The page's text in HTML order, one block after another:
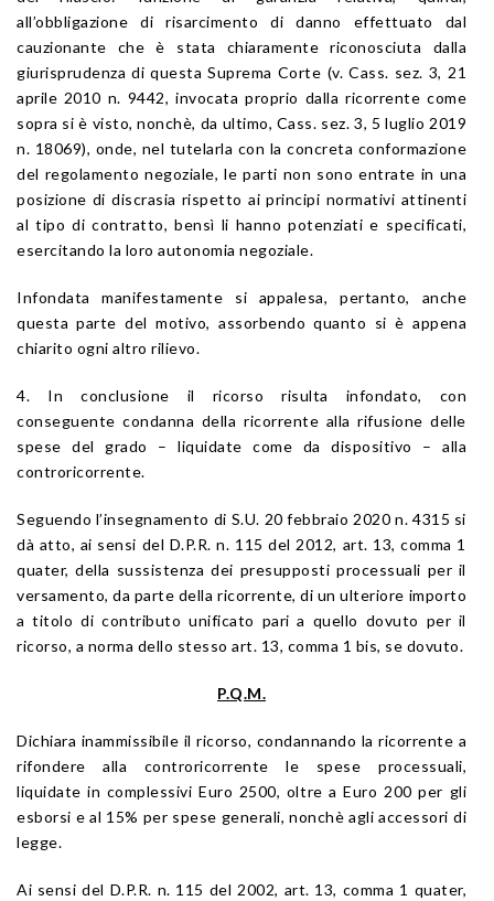
all’obbligazione di risarcimento di danno effettuato dal
cauzionante che è stata chiaramente riconosciuta dalla
giurisprudenza di questa Suprema Corte (v. Cass. sez. 3, 21
aprile 2010 n. 9442, invocata proprio dalla ricorrente come
sopra si è visto, nonchè, da ultimo, Cass. sez. 3, 5 luglio 2019
n. 18069), onde, nel tutelarla con la concreta conformazione
del regolamento negoziale, le parti non sono entrate in una
posizione di discrasia rispetto ai principi normativi attinenti
al tipo di contratto, bensì li hanno potenziati e specificati,
esercitando la loro autonomia negoziale.
Infondata manifestamente si appalesa, pertanto, anche
questa parte del motivo, assorbendo quanto si è appena
chiarito ogni altro rilievo.
4. In conclusione il ricorso risulta infondato, con
conseguente condanna della ricorrente alla rifusione delle
spese del grado – liquidate come da dispositivo – alla
controricorrente.
Seguendo l’insegnamento di S.U. 20 febbraio 2020 n. 4315 si
dà atto, ai sensi del D.P.R. n. 115 del 2012, art. 13, comma 1
quater, della sussistenza dei presupposti processuali per il
versamento, da parte della ricorrente, di un ulteriore importo
a titolo di contributo unificato pari a quello dovuto per il
ricorso, a norma dello stesso art. 13, comma 1 bis, se dovuto.
P.Q.M.
Dichiara inammissibile il ricorso, condannando la ricorrente a
rifondere alla controricorrente le spese processuali,
liquidate in complessivi Euro 2500, oltre a Euro 200 per gli
esborsi e al 15% per spese generali, nonchè agli accessori di
legge.
Ai sensi del D.P.R. n. 115 del 2002, art. 13, comma 1 quater,